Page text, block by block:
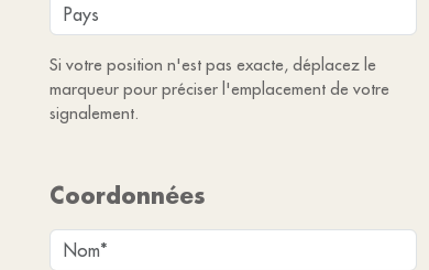
Si votre position n'est pas exacte, déplacez le
marqueur pour préciser l'emplacement de votre
signalement.
Coordonnées